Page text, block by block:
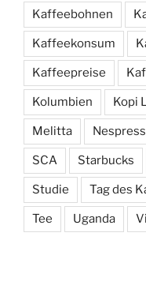
Kaffeebohnen
Kaffeekonsum
Kaffeepreise
Kolumbien Kopi
Melitta
SCA Starbucks
Studie Tag des
Tee Uganda